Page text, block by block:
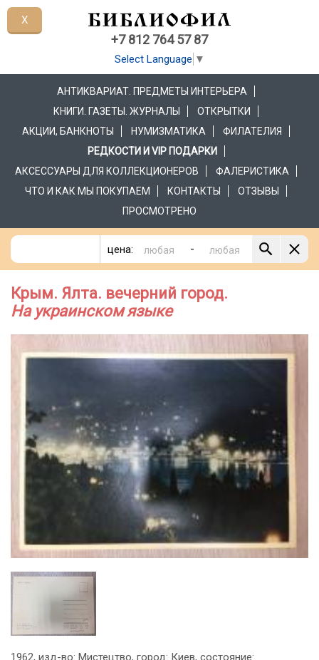
+7 812 764 57 87
Select Language ▼
АНТИКВАРИАТ. ПРЕДМЕТЫ ИНТЕРЬЕРА
КНИГИ. ГАЗЕТЫ. ЖУРНАЛЫ
ОТКРЫТКИ
АКЦИИ, БАНКНОТЫ
НУМИЗМАТИКА
ФИЛАТЕЛИЯ
РЕДКОСТИ И VIP ПОДАРКИ
АКСЕССУАРЫ ДЛЯ КОЛЛЕКЦИОНЕРОВ
ФАЛЕРИСТИКА
ЧТО И КАК МЫ ПОКУПАЕМ
КОНТАКТЫ
ОТЗЫВЫ
ПРОСМОТРЕНО
цена: -
Крым. Ялта. вечерний город.
На украинском языке
1962, изд-во: Мистецтво, город: Киев, состояние:
X